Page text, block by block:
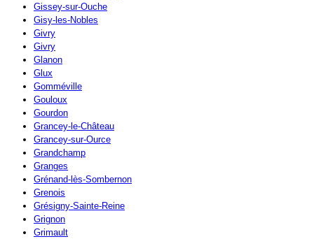
Gissey-sur-Ouche
Gisy-les-Nobles
Givry
Givry
Glanon
Glux
Gomméville
Gouloux
Gourdon
Grancey-le-Château
Grancey-sur-Ource
Grandchamp
Granges
Grénand-lès-Sombernon
Grenois
Grésigny-Sainte-Reine
Grignon
Grimault